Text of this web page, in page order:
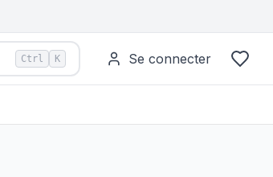
Ctrl K Se connecter